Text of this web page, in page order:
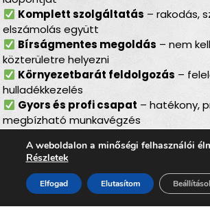
Komplett szolgáltatás – rakodás,
elszámolás együtt
Bírságmentes megoldás – nem
közterületre helyezni
Környezetbarát feldolgozás–
hulladékkezelés
Gyors és profi csapat – hatékony,
megbízható munkavégzés
Lomtalanítás
ideális választás
helyzetben
A weboldalon a minőségi felhasználói
Részletek
Elfogad Elutasítom